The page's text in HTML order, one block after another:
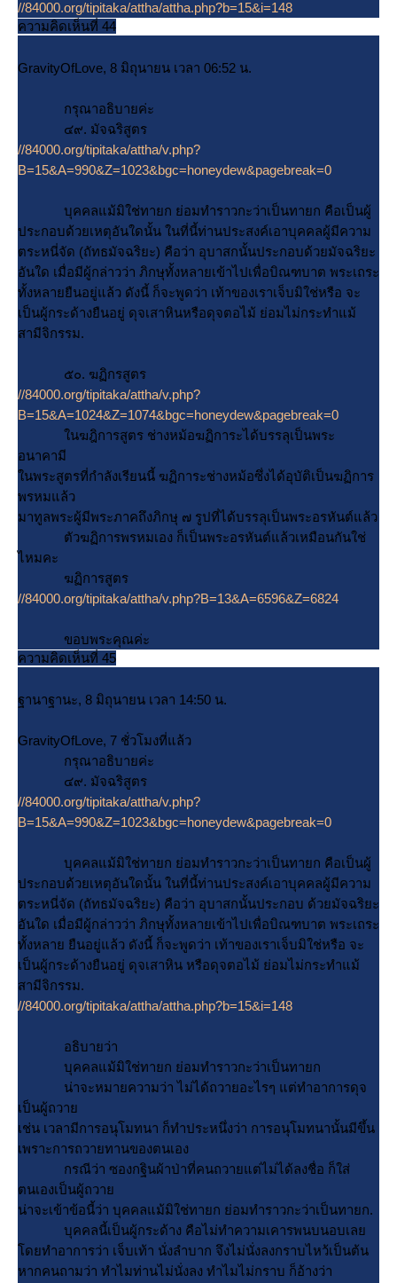
//84000.org/tipitaka/attha/attha.php?b=15&i=148
ความคิดเห็นที่ 44
GravityOfLove, 8 มิถุนายน เวลา 06:52 น.
กรุณาอธิบายค่ะ
๔๙. มัจฉริสูตร
//84000.org/tipitaka/attha/v.php?
B=15&A=990&Z=1023&bgc=honeydew&pagebreak=0
บุคคลแม้มิใช่ทายก ย่อมทำราวกะว่าเป็นทายก คือเป็นผู้
ประกอบด้วยเหตุอันใดนั้น ในที่นี้ท่านประสงค์เอาบุคคลผู้มีความ
ตระหนี่จัด (ถัทธมัจฉริยะ) คือว่า อุบาสกนั้นประกอบด้วยมัจฉริยะ
อันใด เมื่อมีผู้กล่าวว่า ภิกษุทั้งหลายเข้าไปเพื่อบิณฑบาต พระเถระ
ทั้งหลายยืนอยู่แล้ว ดังนี้ ก็จะพูดว่า เท้าของเราเจ็บมิใช่หรือ จะ
เป็นผู้กระด้างยืนอยู่ ดุจเสาหินหรือดุจตอไม้ ย่อมไม่กระทำแม้
สามีจิกรรม.
๕๐. ฆฏิกรสูตร
//84000.org/tipitaka/attha/v.php?
B=15&A=1024&Z=1074&bgc=honeydew&pagebreak=0
นฆฎิการสูตร ช่างหม้อฆฏิการะได้บรรลุเป็นพระ
อนาคามี
นพระสูตรที่กำลังเรียนนี้ ฆฏิการะช่างหม้อซึ่งได้อุบัติเป็นฆฏิการ
พรหมแล้ว
มาทูลพระผู้มีพระภาคถึงภิกษุ ๗ รูปที่ได้บรรลุเป็นพระอรหันต์แล้ว
ตัวฆฏิการพรหมเอง ก็เป็นพระอรหันต์แล้วเหมือนกันใช่
ไหมคะ
ฆฏิการสูตร
//84000.org/tipitaka/attha/v.php?B=13&A=6596&Z=6824
ขอบพระคุณค่ะ
ความคิดเห็นที่ 45
ฐานาฐานะ, 8 มิถุนายน เวลา 14:50 น.
GravityOfLove, 7 ชั่วโมงที่แล้ว
กรุณาอธิบายค่ะ
๔๙. มัจฉริสูตร
//84000.org/tipitaka/attha/v.php?
B=15&A=990&Z=1023&bgc=honeydew&pagebreak=0
บุคคลแม้มิใช่ทายก ย่อมทำราวกะว่าเป็นทายก คือเป็นผู้
ประกอบด้วยเหตุอันใดนั้น ในที่นี้ท่านประสงค์เอาบุคคลผู้มีความ
ตระหนี่จัด (ถัทธมัจฉริยะ) คือว่า อุบาสกนั้นประกอบ ด้วยมัจฉริยะ
อันใด เมื่อมีผู้กล่าวว่า ภิกษุทั้งหลายเข้าไปเพื่อบิณฑบาต พระเถระ
ทั้งหลาย ยืนอยู่แล้ว ดังนี้ ก็จะพูดว่า เท้าของเราเจ็บมิใช่หรือ จะ
เป็นผู้กระด้างยืนอยู่ ดุจเสาหิน หรือดุจตอไม้ ย่อมไม่กระทำแม้
สามีจิกรรม.
//84000.org/tipitaka/attha/attha.php?b=15&i=148
อธิบายว่า
บุคคลแม้มิใช่ทายก ย่อมทำราวกะว่าเป็นทายก
น่าจะหมายความว่า ไม่ได้ถวายอะไรๆ แต่ทำอาการดุจ
เป็นผู้ถวา
เช่น เวลามีการอนุโมทนา ก็ทำประหนึ่งว่า การอนุโมทนานั้นมีขึ้น
เพราะการถวายทานของตนเอง
กรณีว่า ซองกฐินผ้าป่าที่คนถวายแต่ไม่ได้ลงชื่อ ก็ใส่
ตนเองเป็นผู้ถวา
น่าจะเข้าข้อนี้ว่า บุคคลแม้มิใช่ทายก ย่อมทำราวกะว่าเป็นทายก.
บุคคลนี้เป็นผู้กระด้าง คือไม่ทำความเคารพนบนอบเล
ดยทำอาการว่า เจ็บเท้า นั่งลำบาก จึงไม่นั่งลงกราบไหว้เป็นต้น
หากคนถามว่า ทำไมท่านไม่นั่งลง ทำไมไม่กราบ ก็อ้างว่า